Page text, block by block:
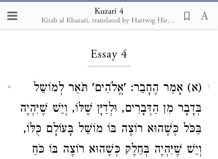
Kuzari 4
Kitab al Khazari, translated by Hartwig Hirschfeld, 1905
Loading...
Essay 4
1
(א) אָמַר הֶחָבֵר: 'אֱלֹהִים' תֹּאַר לְמוֹשֵל
בְּדָבָר מִן הַדְּבָרִים, וּלְדַיָּן שֶׁלּוֹ, וְיֵשׁ שֶׁיִּהְיֶה
בַּכֹּל כְּשֶׁהוּא רוֹצֶה בּוֹ מוֹשֵׁל בָּעוֹלָם כֻּלּוֹ,
וְיֵשׁ שֶׁיִּהְיֶה בְּחֵלֶק כְּשֶׁהוּא רוֹצֶה בּוֹ כֹּחַ